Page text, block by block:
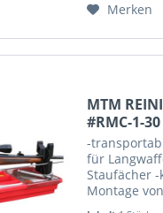
Merken
MTM
#RMC-1-30
-
für
Staufächer
Montage